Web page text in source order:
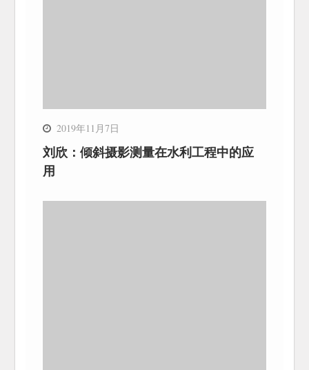
2019年11月7日
刘欣：倾斜摄影测量在水利工程中的应
用